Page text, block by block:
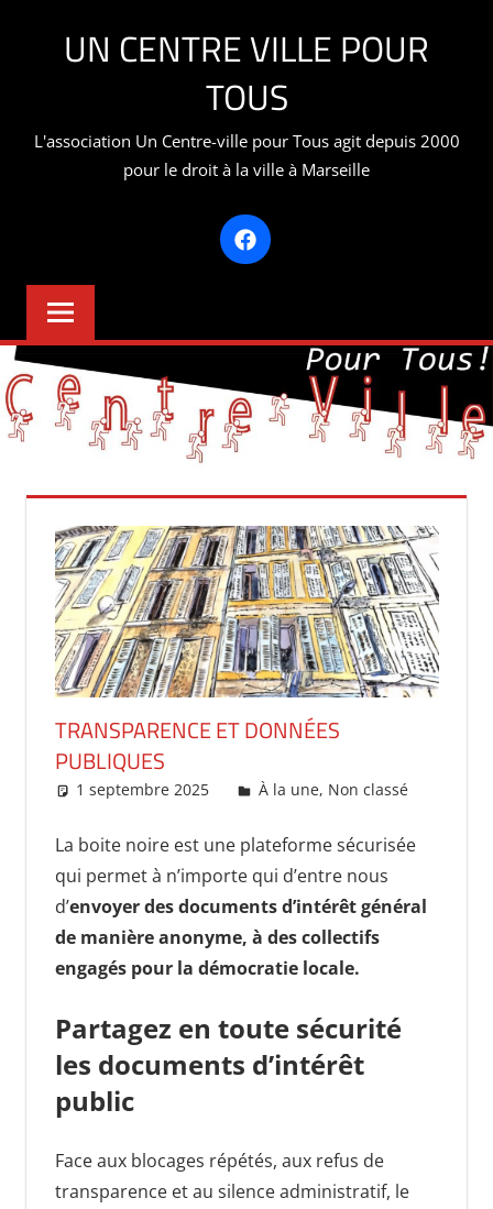
UN CENTRE VILLE POUR
TOUS
L'association Un Centre-ville pour Tous agit depuis 2000
pour le droit à la ville à Marseille
Facebook
TRANSPARENCE ET DONNÉES
PUBLIQUES
1 septembre 2025 delfe
À la une, Non classé
La boite noire est une plateforme sécurisée
qui permet à n’importe qui d’entre nous
d’envoyer des documents d’intérêt général
de manière anonyme, à des collectifs
engagés pour la démocratie locale.
Partagez en toute sécurité
les documents d’intérêt
public
Face aux blocages répétés, aux refus de
transparence et au silence administratif, le